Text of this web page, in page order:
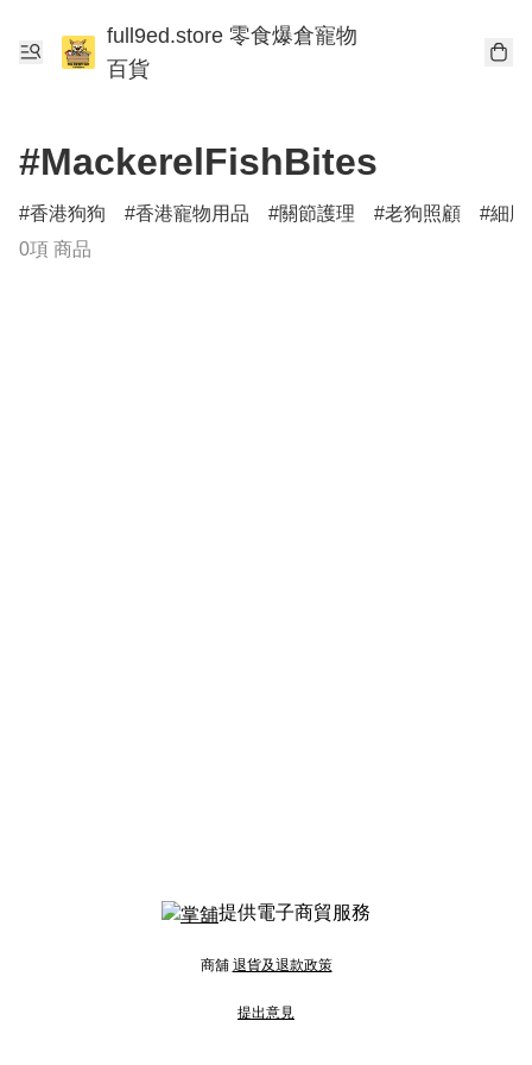
full9ed.store 零食爆倉寵物
百貨
#MackerelFishBites
香港狗狗 香港寵物用品 關節護理 老狗照顧
細
0項 商品
提供電子商貿服務
商舖 退貨及退款政策
提出意見